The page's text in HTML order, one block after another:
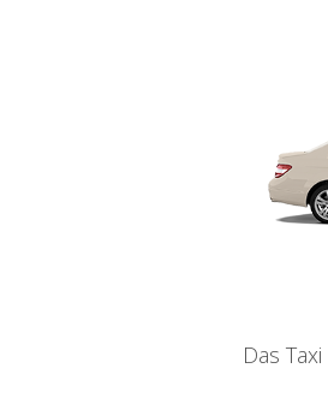
Das Taxi